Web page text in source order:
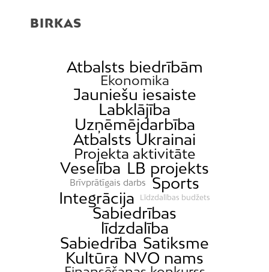
Čiekurkalns
Jaunciems
Katlakalns
BIRKAS
Atbalsts biedrībām
Ekonomika
Jauniešu iesaiste
Labklājība
Uzņēmējdarbība
Atbalsts Ukrainai
Projekta aktivitāte
Veselība LB projekts
Brīvprātīgais darbs
Sports
Integrācija
Līdzdalības budžets
Sabiedrības
līdzdalība
Sabiedrība Satiksme
Kultūra NVO nams